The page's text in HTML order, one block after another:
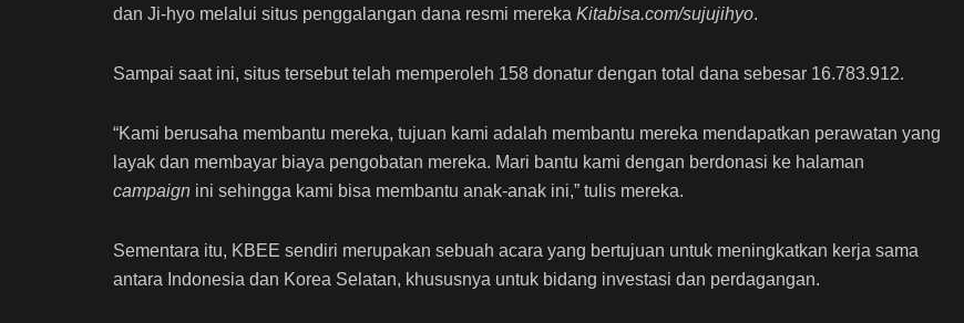
dan Ji-hyo melalui situs penggalangan dana resmi mereka Kitabisa.com/sujujihyo.
Sampai saat ini, situs tersebut telah memperoleh 158 donatur dengan total dana sebesar 16.783.912.
“Kami berusaha membantu mereka, tujuan kami adalah membantu mereka mendapatkan perawatan yang
layak dan membayar biaya pengobatan mereka. Mari bantu kami dengan berdonasi ke halaman
campaign ini sehingga kami bisa membantu anak-anak ini,” tulis mereka.
Sementara itu, KBEE sendiri merupakan sebuah acara yang bertujuan untuk meningkatkan kerja sama
antara Indonesia dan Korea Selatan, khususnya untuk bidang investasi dan perdagangan.